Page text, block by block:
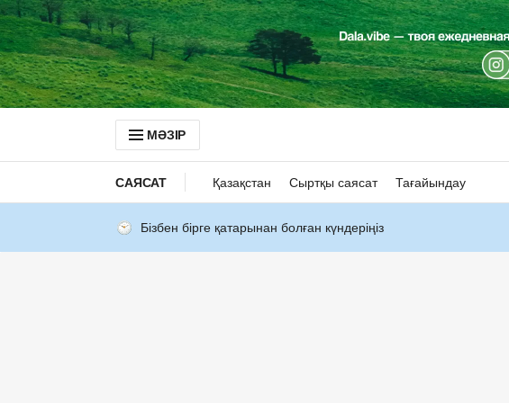
МӘЗІР
САЯСАТ Қазақстан Сыртқы саясат Тағайындау
Бізбен бірге қатарынан болған күндеріңіз